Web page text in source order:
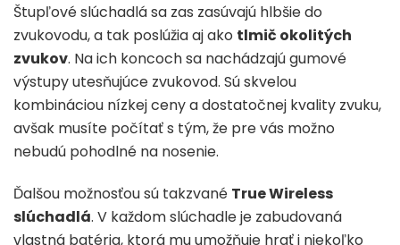
Štupľové slúchadlá sa zas zasúvajú hlbšie do
zvukovodu, a tak poslúžia aj ako tlmič okolitých
zvukov. Na ich koncoch sa nachádzajú gumové
výstupy utesňujúce zvukovod. Sú skvelou
kombináciou nízkej ceny a dostatočnej kvality zvuku,
avšak musíte počítať s tým, že pre vás možno
nebudú pohodlné na nosenie.
Ďalšou možnosťou sú takzvané True Wireless
slúchadlá. V každom slúchadle je zabudovaná
vlastná batéria, ktorá mu umožňuje hrať i niekoľko